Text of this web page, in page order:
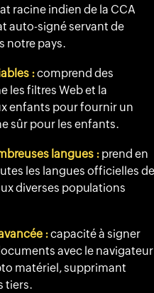
racine indien de la CCA
auto-signé servant de
notre pays.
:comprend des
les filtres Web et la
enfants pour fournir un
sûr pour les enfants.
langues : prend en
les langues officielles de
diverses populations
:capacité à signer
avec le navigateur
matériel, supprimant
tiers.